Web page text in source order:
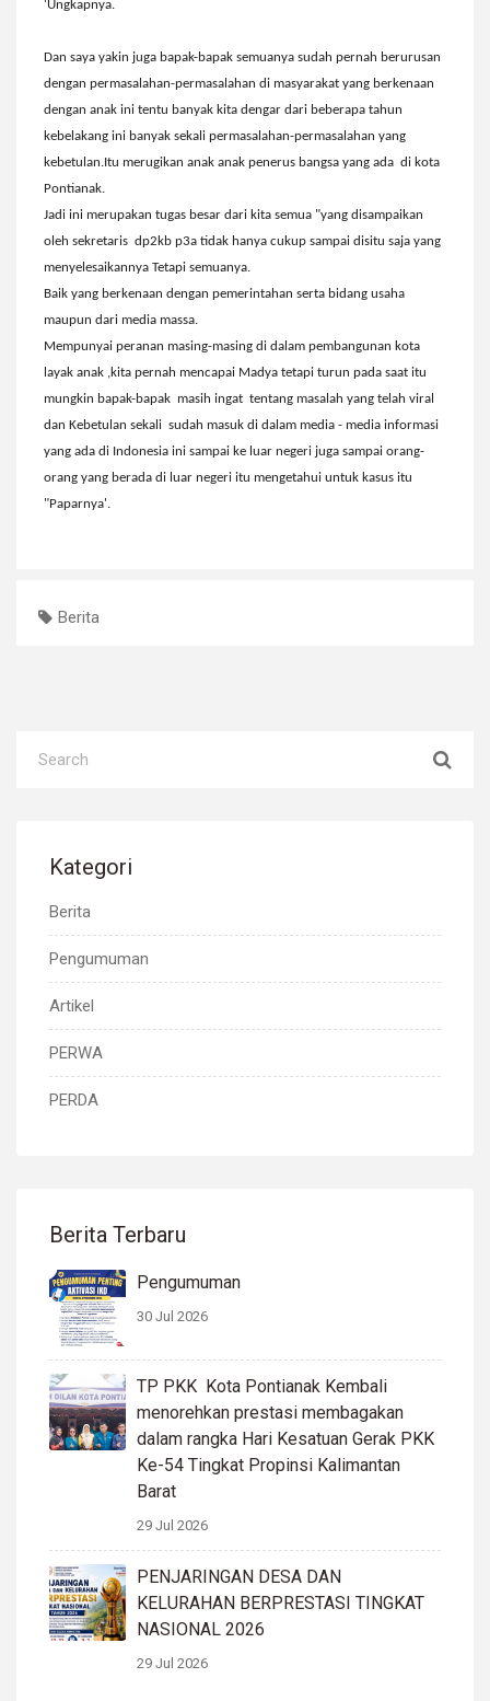
'Ungkapnya.
Dan saya yakin juga bapak-bapak semuanya sudah pernah berurusan
dengan permasalahan-permasalahan di masyarakat yang berkenaan
dengan anak ini tentu banyak kita dengar dari beberapa tahun
kebelakang ini banyak sekali permasalahan-permasalahan yang
kebetulan.Itu merugikan anak anak penerus bangsa yang ada di kota
Pontianak.
Jadi ini merupakan tugas besar dari kita semua "yang disampaikan
oleh sekretaris dp2kb p3a tidak hanya cukup sampai disitu saja yang
menyelesaikannya Tetapi semuanya.
Baik yang berkenaan dengan pemerintahan serta bidang usaha
maupun dari media massa.
Mempunyai peranan masing-masing di dalam pembangunan kota
layak anak ,kita pernah mencapai Madya tetapi turun pada saat itu
mungkin bapak-bapak masih ingat tentang masalah yang telah viral
dan Kebetulan sekali sudah masuk di dalam media - media informasi
yang ada di Indonesia ini sampai ke luar negeri juga sampai orang-
orang yang berada di luar negeri itu mengetahui untuk kasus itu
"Paparnya'.
Berita
Kategori
Berita
Pengumuman
Artikel
PERWA
PERDA
Berita Terbaru
Pengumuman
30 Jul 2026
TP PKK Kota Pontianak Kembali
menorehkan prestasi membagakan
dalam rangka Hari Kesatuan Gerak PKK
Ke-54 Tingkat Propinsi Kalimantan
Barat
29 Jul 2026
PENJARINGAN DESA DAN
KELURAHAN BERPRESTASI TINGKAT
NASIONAL 2026
29 Jul 2026